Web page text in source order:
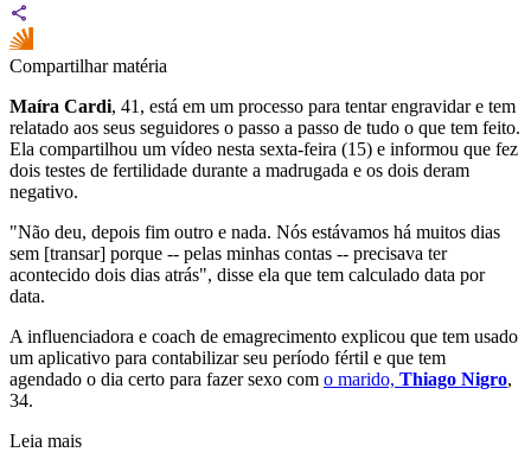
Compartilhar matéria
Maíra Cardi, 41, está em um processo para tentar engravidar e tem
relatado aos seus seguidores o passo a passo de tudo o que tem feito.
Ela compartilhou um vídeo nesta sexta-feira (15) e informou que fez
dois testes de fertilidade durante a madrugada e os dois deram
negativo.
"Não deu, depois fim outro e nada. Nós estávamos há muitos dias
sem [transar] porque -- pelas minhas contas -- precisava ter
acontecido dois dias atrás", disse ela que tem calculado data por
data.
A influenciadora e coach de emagrecimento explicou que tem usado
um aplicativo para contabilizar seu período fértil e que tem
agendado o dia certo para fazer sexo com o marido, Thiago Nigro,
34.
Leia mais